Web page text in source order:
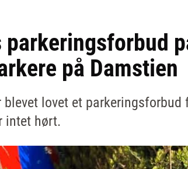
på Damstien
blevet lovet et
intet hørt.